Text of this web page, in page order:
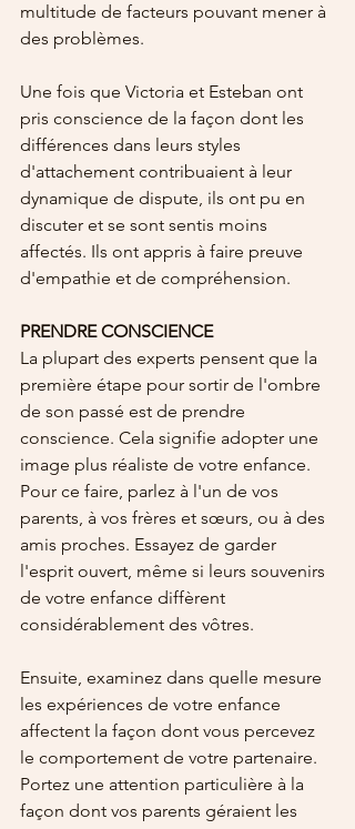
multitude de facteurs pouvant mener à
des problèmes.
Une fois que Victoria et Esteban ont
pris conscience de la façon dont les
différences dans leurs styles
d'attachement contribuaient à leur
dynamique de dispute, ils ont pu en
discuter et se sont sentis moins
affectés. Ils ont appris à faire preuve
d'empathie et de compréhension.
PRENDRE CONSCIENCE
La plupart des experts pensent que la
première étape pour sortir de l'ombre
de son passé est de prendre
conscience. Cela signifie adopter une
image plus réaliste de votre enfance.
Pour ce faire, parlez à l'un de vos
parents, à vos frères et sœurs, ou à des
amis proches. Essayez de garder
l'esprit ouvert, même si leurs souvenirs
de votre enfance diffèrent
considérablement des vôtres.
Ensuite, examinez dans quelle mesure
les expériences de votre enfance
affectent la façon dont vous percevez
le comportement de votre partenaire.
Portez une attention particulière à la
façon dont vos parents géraient les